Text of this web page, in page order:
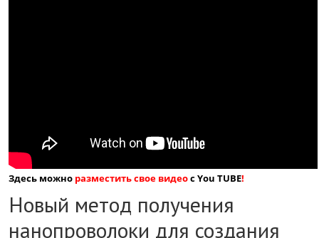
Здесь можно разместить свое видеос You TUBE!
Новый метод получения
нанопроволоки для создания